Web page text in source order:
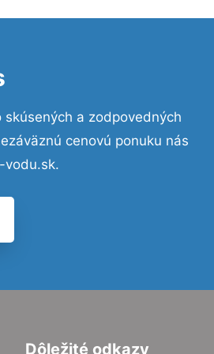
a zodpovedných
cenovú ponuku nás
vodu.sk.
Dôležité odkazy